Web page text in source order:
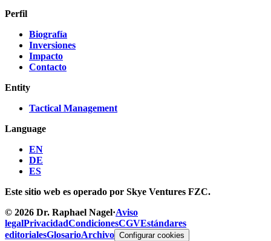
Perfil
Biografía
Inversiones
Impacto
Contacto
Entity
Tactical Management
Language
EN
DE
ES
Este sitio web es operado por Skye Ventures FZC.
© 2026 Dr. Raphael Nagel·Aviso
legalPrivacidadCondicionesCGVEstándares
editorialesGlosarioArchivo Configurar cookies